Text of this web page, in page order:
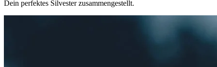
Dein perfektes Silvester zusammengestellt.